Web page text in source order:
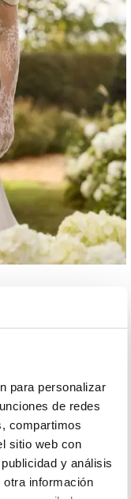
para personalizar
de redes
compartimos
sitio web con
y análisis
otra información